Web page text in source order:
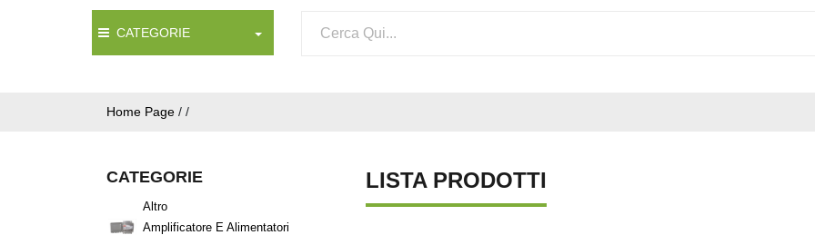
CATEGORIE
Home Page / /
CATEGORIE
Altro
Amplificatore E Alimentatori
LISTA PRODOTTI